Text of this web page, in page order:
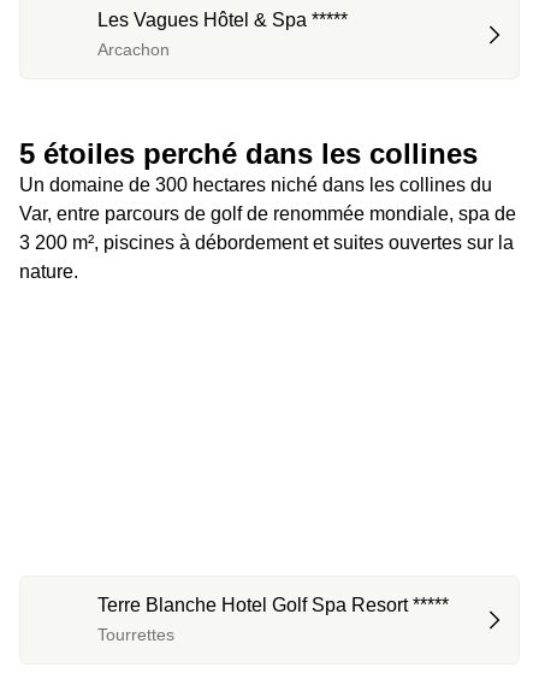
Les Vagues Hôtel & Spa *****
Arcachon
5 étoiles perché dans les collines
Un domaine de 300 hectares niché dans les collines du
Var, entre parcours de golf de renommée mondiale, spa de
3 200 m², piscines à débordement et suites ouvertes sur la
nature.
Terre Blanche Hotel Golf Spa Resort *****
Tourrettes